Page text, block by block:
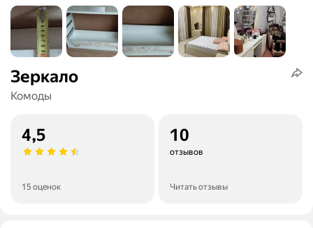
Зеркало
Комоды
4,5
15 оценок
10
отзывов
Читать отзывы